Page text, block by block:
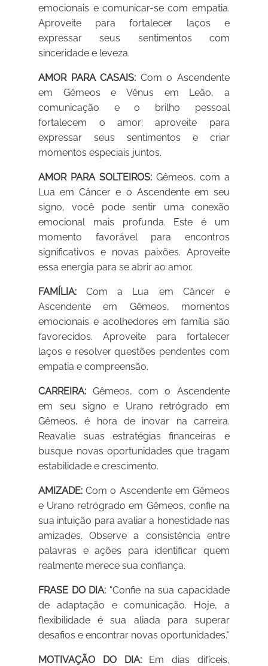
emocionais e comunicar-se com empatia.
Aproveite para fortalecer laços e
expressar seus sentimentos com
sinceridade e leveza.
AMOR PARA CASAIS: Com o Ascendente
em Gêmeos e Vênus em Leão, a
comunicação e o brilho pessoal
fortalecem o amor; aproveite para
expressar seus sentimentos e criar
momentos especiais juntos.
AMOR PARA SOLTEIROS: Gêmeos, com a
Lua em Câncer e o Ascendente em seu
signo, você pode sentir uma conexão
emocional mais profunda. Este é um
momento favorável para encontros
significativos e novas paixões. Aproveite
essa energia para se abrir ao amor.
FAMÍLIA: Com a Lua em Câncer e
Ascendente em Gêmeos, momentos
emocionais e acolhedores em família são
favorecidos. Aproveite para fortalecer
laços e resolver questões pendentes com
empatia e compreensão.
CARREIRA: Gêmeos, com o Ascendente
em seu signo e Urano retrógrado em
Gêmeos, é hora de inovar na carreira.
Reavalie suas estratégias financeiras e
busque novas oportunidades que tragam
estabilidade e crescimento.
AMIZADE: Com o Ascendente em Gêmeos
e Urano retrógrado em Gêmeos, confie na
sua intuição para avaliar a honestidade nas
amizades. Observe a consistência entre
palavras e ações para identificar quem
realmente merece sua confiança.
FRASE DO DIA: "Confie na sua capacidade
de adaptação e comunicação. Hoje, a
flexibilidade é sua aliada para superar
desafios e encontrar novas oportunidades."
MOTIVAÇÃO DO DIA:Em dias difíceis,